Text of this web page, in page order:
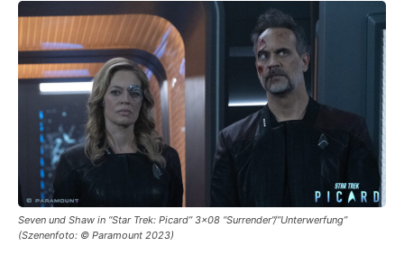
Seven und Shaw in “Star Trek: Picard” 3×08 “Surrender”/”Unterwerfung”
(Szenenfoto: © Paramount 2023)